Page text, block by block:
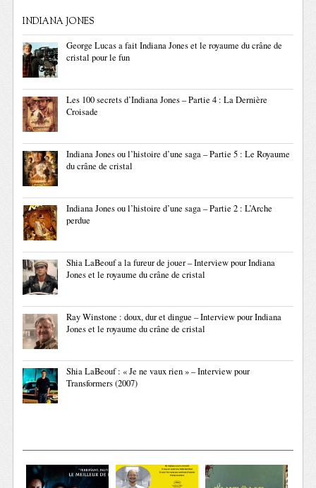
INDIANA JONES
George Lucas a fait Indiana Jones et le royaume du crâne de
cristal pour le fun
Les 100 secrets d’Indiana Jones – Partie 4 : La Dernière
Croisade
Indiana Jones ou l’histoire d’une saga – Partie 5 : Le Royaume
du crâne de cristal
Indiana Jones ou l’histoire d’une saga – Partie 2 : L’Arche
perdue
Shia LaBeouf a la fureur de jouer – Interview pour Indiana
Jones et le royaume du crâne de cristal
Ray Winstone : doux, dur et dingue – Interview pour Indiana
Jones et le royaume du crâne de cristal
Shia LaBeouf : « Je ne vaux rien » – Interview pour
Transformers (2007)